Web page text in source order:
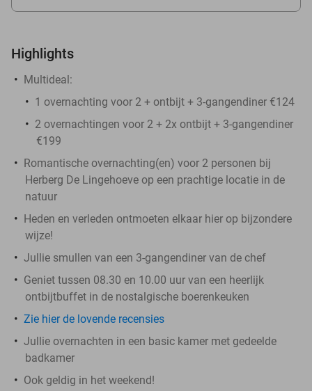
Highlights
Multideal:
1 overnachting voor 2 + ontbijt + 3-gangendiner €124
2 overnachtingen voor 2 + 2x ontbijt + 3-gangendiner
€199
Romantische overnachting(en) voor 2 personen bij
Herberg De Lingehoeve op een prachtige locatie in de
natuur
Heden en verleden ontmoeten elkaar hier op bijzondere
wijze!
Jullie smullen van een 3-gangendiner van de chef
Geniet tussen 08.30 en 10.00 uur van een heerlijk
ontbijtbuffet in de nostalgische boerenkeuken
Zie hier de lovende recensies
Jullie overnachten in een basic kamer met gedeelde
badkamer
Ook geldig in het weekend!